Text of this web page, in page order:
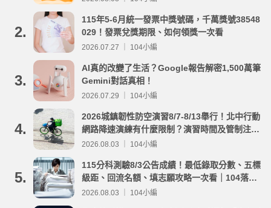
2.
115年5-6月統一發票中獎號碼，千萬獎號38548
029！發票兌獎期限、如何領獎一次看
2026.07.27 ｜ 104小編
3.
AI真的改變了生活？Google報告解密1,500萬筆
Gemini對話真相！
2026.07.29 ｜ 104小編
4.
2026城鎮韌性防空演習8/7-8/13舉行！北中行動
網路降速演練有什麼限制？演習時間及管制注意
事項整理
2026.08.03 ｜ 104小編
5.
115分科測驗8/3公告成績！最低錄取分數、五標
級距、回流名額、填志願攻略一次看｜104落點
分析
2026.08.03 ｜ 104小編